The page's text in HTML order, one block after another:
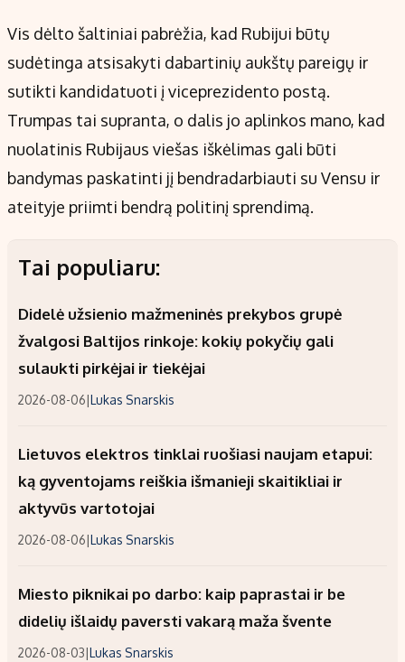
Vis dėlto šaltiniai pabrėžia, kad Rubijui būtų
sudėtinga atsisakyti dabartinių aukštų pareigų ir
sutikti kandidatuoti į viceprezidento postą.
Trumpas tai supranta, o dalis jo aplinkos mano, kad
nuolatinis Rubijaus viešas iškėlimas gali būti
bandymas paskatinti jį bendradarbiauti su Vensu ir
ateityje priimti bendrą politinį sprendimą.
Tai populiaru:
Didelė užsienio mažmeninės prekybos grupė
žvalgosi Baltijos rinkoje: kokių pokyčių gali
sulaukti pirkėjai ir tiekėjai
2026-08-06|Lukas Snarskis
Lietuvos elektros tinklai ruošiasi naujam etapui:
ką gyventojams reiškia išmanieji skaitikliai ir
aktyvūs vartotojai
2026-08-06|Lukas Snarskis
Miesto piknikai po darbo: kaip paprastai ir be
didelių išlaidų paversti vakarą maža švente
2026-08-03|Lukas Snarskis